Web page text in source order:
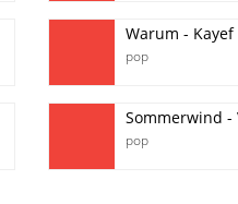
Warum - Kayef
pop
Sommerwind -
pop